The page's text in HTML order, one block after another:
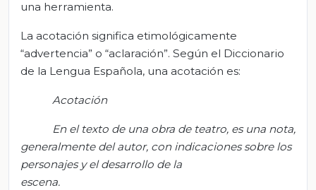
una herramienta.
La acotación significa etimológicamente
“advertencia” o “aclaración”. Según el Diccionario
de la Lengua Española, una acotación es:
Acotación
En el texto de una obra de teatro, es una nota,
generalmente del autor, con indicaciones sobre los
personajes y el desarrollo de la
escena.